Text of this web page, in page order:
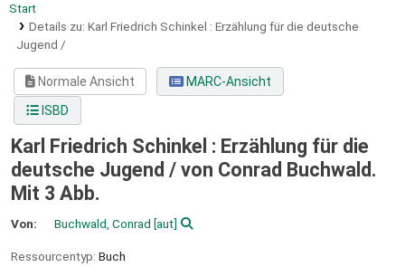
Start
Details zu: Karl Friedrich Schinkel : Erzählung für die deutsche
Jugend /
Normale Ansicht
MARC-Ansicht
ISBD
Karl Friedrich Schinkel : Erzählung für die
deutsche Jugend / von Conrad Buchwald.
Mit 3 Abb.
Von: Buchwald, Conrad [aut]
Ressourcentyp: Buch